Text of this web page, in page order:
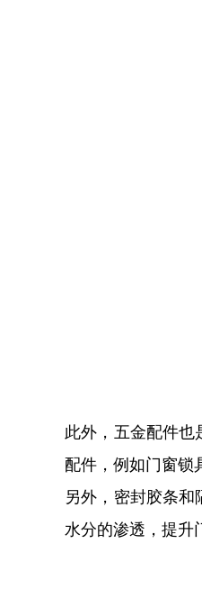
此外，五金配件也
配件，例如门窗锁
另外，密封胶条
水分的渗透，提升